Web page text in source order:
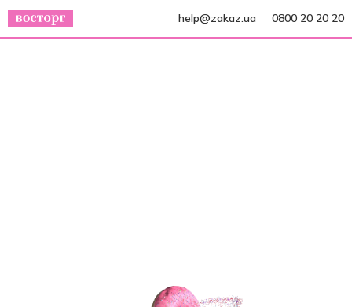
help@zakaz.ua 0800 20 20 20